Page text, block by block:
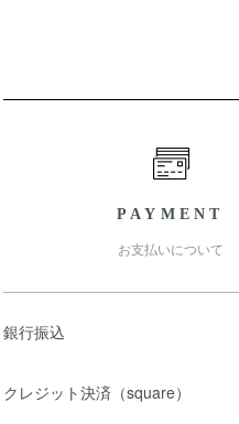
PAYMENT
お支払いについて
銀行振込
クレジット決済（square）